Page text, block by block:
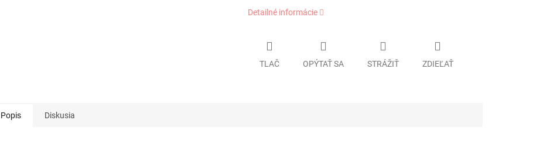
Detailné informácie
TLAČ OPÝTAŤ SA STRÁŽIŤ ZDIEĽAŤ
Popis Diskusia